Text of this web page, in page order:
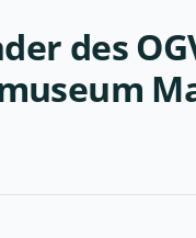
des